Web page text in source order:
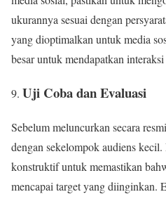
ukurannya sesuai dengan
yang dioptimalkan untuk media
besar untuk mendapatkan
Uji Coba dan Evaluasi
Sebelum meluncurkan secara
dengan sekelompok audiens
konstruktif untuk memastikan
mencapai target yang diinginkan.